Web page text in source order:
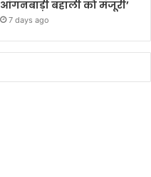
आंगनबाड़ी बहाली को मंजूरी’
7 days ago